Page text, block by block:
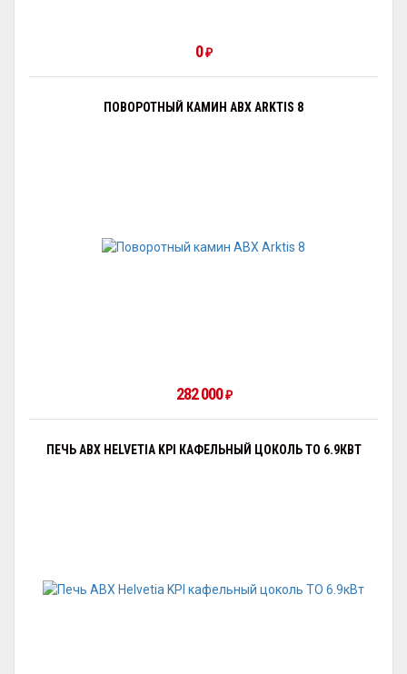
0₽
ПОВОРОТНЫЙ КАМИН ABX ARKTIS 8
282 000₽
ПЕЧЬ ABX HELVETIA KPI КАФЕЛЬНЫЙ ЦОКОЛЬ ТО 6.9КВТ